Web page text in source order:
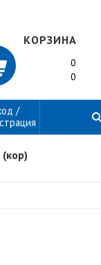
КОРЗИНА
0
0
/